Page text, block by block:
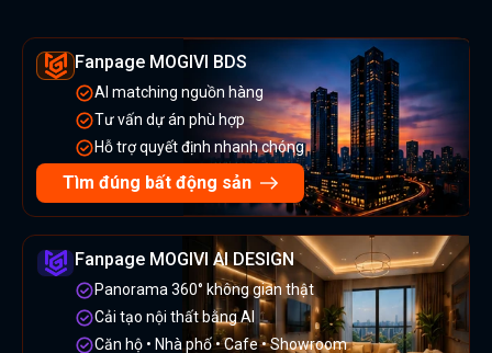
Fanpage MOGIVI BDS
AI matching nguồn hàng
Tư vấn dự án phù hợp
Hỗ trợ quyết định nhanh chóng
Tìm đúng bất động sản
Fanpage MOGIVI AI DESIGN
Panorama 360° không gian thật
Cải tạo nội thất bằng AI
Căn hộ • Nhà phố • Cafe • Showroom